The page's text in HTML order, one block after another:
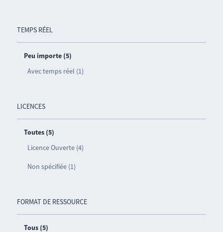
TEMPS RÉEL
Peu importe (5)
Avec temps réel (1)
LICENCES
Toutes (5)
Licence Ouverte (4)
Non spécifiée (1)
FORMAT DE RESSOURCE
Tous (5)